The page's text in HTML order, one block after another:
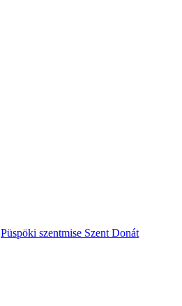
Püspöki szentmise Szent Donát